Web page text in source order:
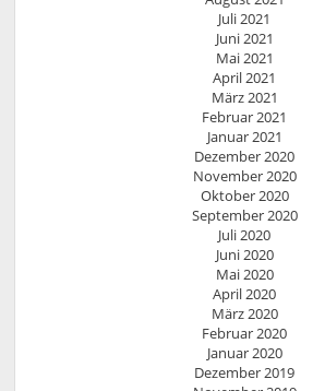
Juli 2021
Juni 2021
Mai 2021
April 2021
März 2021
Februar 2021
Januar 2021
Dezember 2020
November 2020
Oktober 2020
September 2020
Juli 2020
Juni 2020
Mai 2020
April 2020
März 2020
Februar 2020
Januar 2020
Dezember 2019